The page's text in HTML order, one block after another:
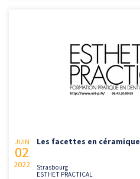
JUIN
02
2022
Les facettes en céramique
Strasbourg
ESTHET PRACTICAL